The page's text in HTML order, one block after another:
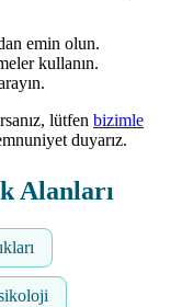
emin olun.
kullanın.
lütfen bizimle
duyarız.
Alanları